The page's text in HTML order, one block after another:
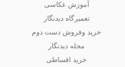
آموزش عکاسی
تعمیرگاه دیدنگار
خرید وفروش دست دوم
مجله دیدنگار
خرید اقساطی